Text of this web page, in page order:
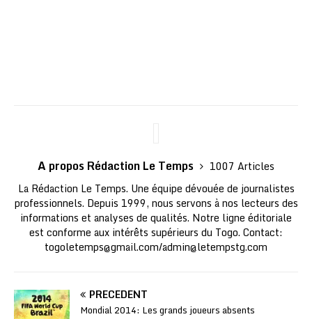
A propos Rédaction Le Temps
1007 Articles
La Rédaction Le Temps. Une équipe dévouée de journalistes
professionnels. Depuis 1999, nous servons à nos lecteurs des
informations et analyses de qualités. Notre ligne éditoriale
est conforme aux intérêts supérieurs du Togo. Contact:
togoletemps@gmail.com/admin@letempstg.com
PRÉCÉDENT
Mondial 2014: Les grands joueurs absents